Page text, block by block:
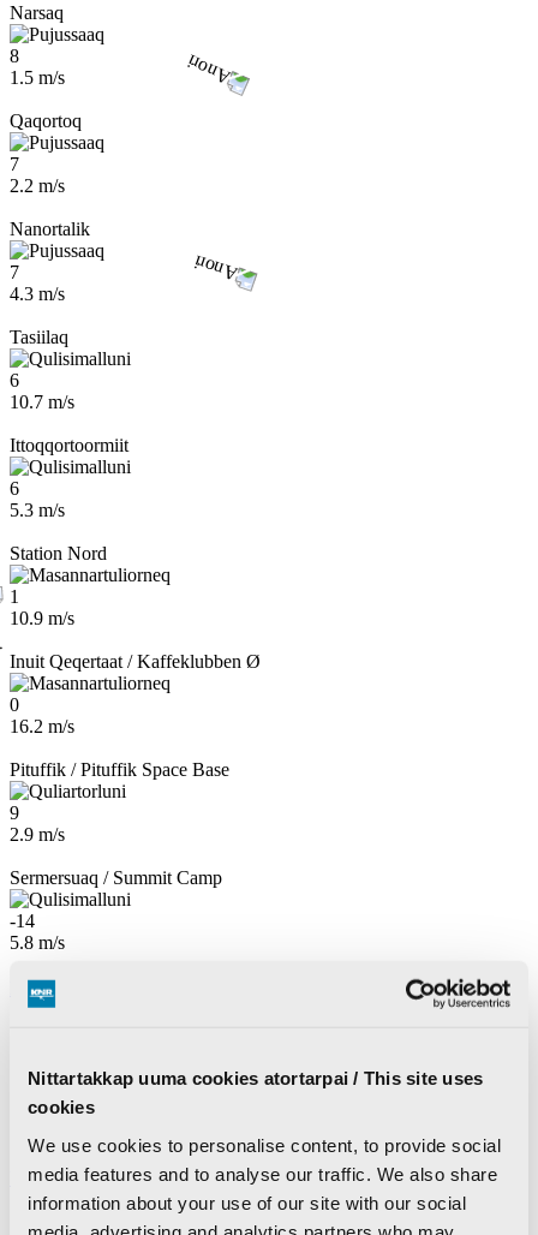
Nittartakkap uuma cookies atortarpai / This site uses
cookies
We use cookies to personalise content, to provide social
media features and to analyse our traffic. We also share
information about your use of our site with our social
Narsaq
8
1.5 m/s
Qaqortoq
7
2.2 m/s
Nanortalik
7
4.3 m/s
Tasiilaq
6
10.7 m/s
Ittoqqortoormiit
6
5.3 m/s
Station Nord
1
10.9 m/s
Inuit Qeqertaat / Kaffeklubben Ø
0
16.2 m/s
Pituffik / Pituffik Space Base
9
2.9 m/s
Sermersuaq / Summit Camp
-14
5.8 m/s
Kalaallisut
KNR pillugu nutaarsiassat
Inuttassarsiuussat
KNR Pilerisaarivik
Atuisut assiisiviat
Ujarlerit